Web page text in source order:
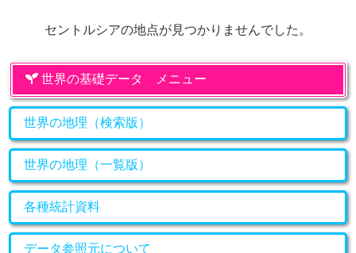
セントルシアの地点が見つかりませんでした。
世界の基礎データ メニュー
世界の地理（検索版）
世界の地理（一覧版）
各種統計資料
データ参照元について